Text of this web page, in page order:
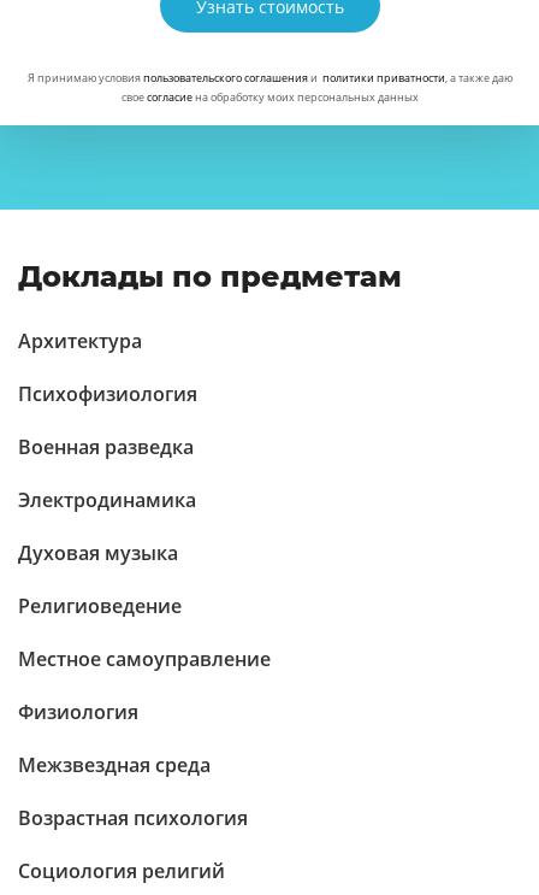
Узнать стоимость
Я принимаю условияпользовательского соглашенияи политики приватности, а также даю
своесогласиена обработку моих персональных данных
Доклады по предметам
Архитектура
Психофизиология
Военная разведка
Электродинамика
Духовая музыка
Религиоведение
Местное самоуправление
Физиология
Межзвездная среда
Возрастная психология
Социология религий